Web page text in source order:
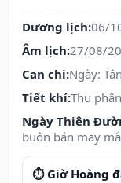
Dương lịch:06/
Âm lịch:27/08/
Can chi:Ngày:
Tiết khí:Thu phân
Ngày Thiên
buôn bán may
⏱️ Giờ Hoàng